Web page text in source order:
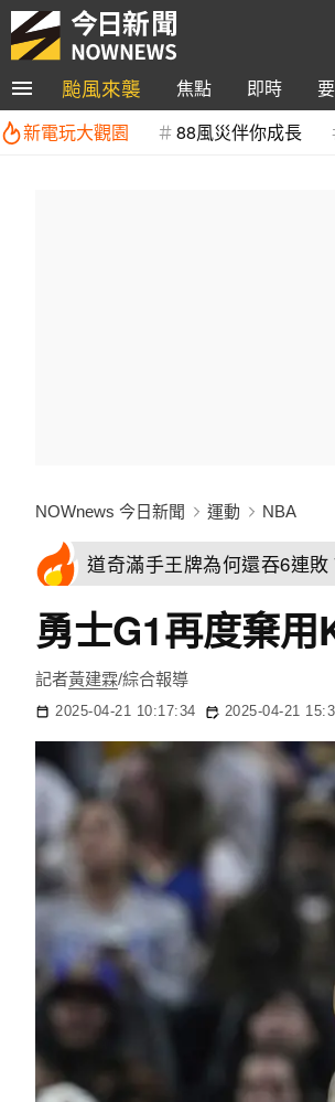
颱風來襲 焦點 即時
新電玩大觀園
88風災伴你成長
NOWnews 今日新聞 運動 NBA
道奇滿手王牌為何還吞6連
勇士G1再度棄
記者黃建霖/綜合報導
2025-04-21 10:17:34 2025-04-21